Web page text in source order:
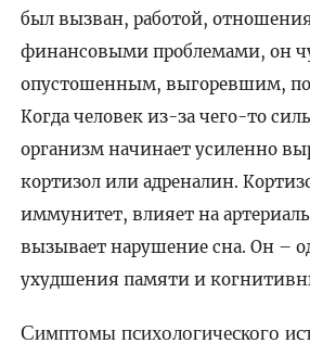
был вызван, работой,
финансовыми проблемами, он
опустошенным, выгоревшим,
Когда человек из-за чего-то
организм начинает усиленно
кортизол или адреналин.
иммунитет, влияет на
вызывает нарушение сна. Он –
ухудшения памяти и
Симптомы психологического